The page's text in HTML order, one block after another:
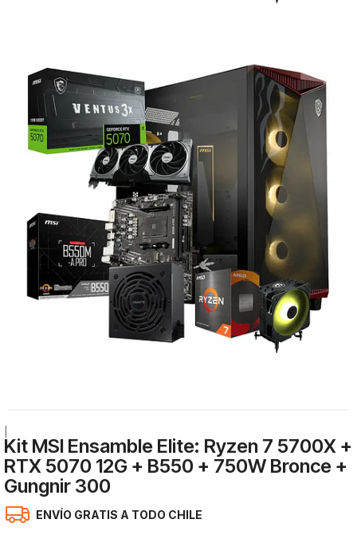
Kit MSI Ensamble Elite: Ryzen 7 5700X +
RTX 5070 12G + B550 + 750W Bronce +
Gungnir 300
ENVÍO GRATIS A TODO CHILE